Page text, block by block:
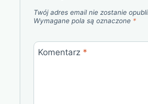
Twój adres email nie zostanie
Wymagane pola są oznaczone *
Komentarz *